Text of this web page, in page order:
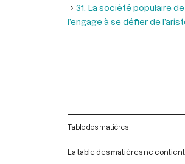
31. La société populaire
l’engage à se défier de
Table des matières
La table des matières ne